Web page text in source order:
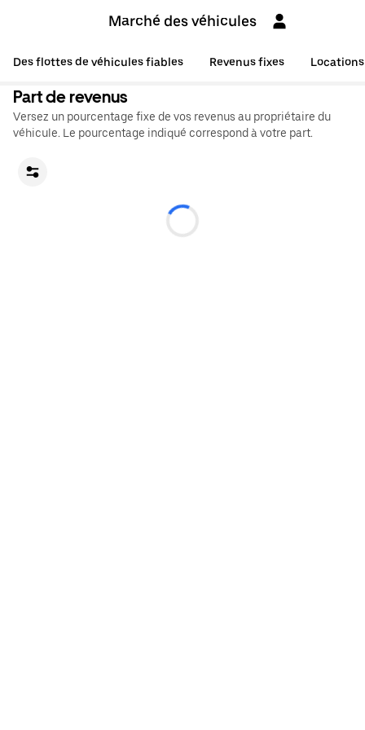
Marché des véhicules
Des flottes de véhicules fiables Revenus fixes
Part de revenus
Versez un pourcentage fixe de vos revenus au propriétaire du
véhicule. Le pourcentage indiqué correspond à votre part.